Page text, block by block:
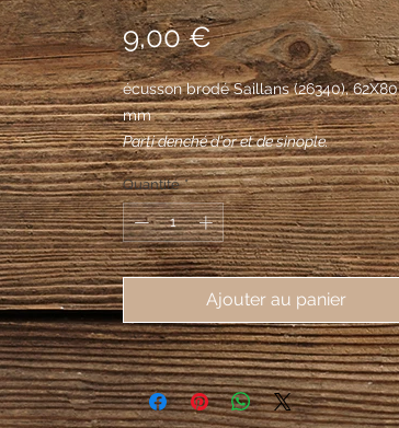
9,00 €Prix
écusson brodé Saillans (26340), 62X80
mm
Parti denché d'or et de sinople.
Quantité *
Ajouter au panier